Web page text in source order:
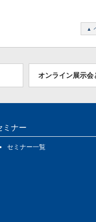
オンライン展示会